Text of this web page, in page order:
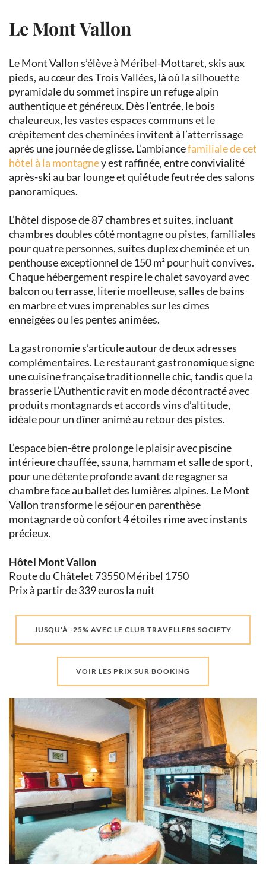
Le Mont Vallon
Le Mont Vallon s’élève à Méribel-Mottaret, skis aux
pieds, au cœur des Trois Vallées, là où la silhouette
pyramidale du sommet inspire un refuge alpin
authentique et généreux. Dès l’entrée, le bois
chaleureux, les vastes espaces communs et le
crépitement des cheminées invitent à l’atterrissage
après une journée de glisse. L’ambiancefamiliale de cet
hôtel à la montagney est raffinée, entre convivialité
après-ski au bar lounge et quiétude feutrée des salons
panoramiques.
L’hôtel dispose de 87 chambres et suites, incluant
chambres doubles côté montagne ou pistes, familiales
pour quatre personnes, suites duplex cheminée et un
penthouse exceptionnel de 150 m² pour huit convives.
Chaque hébergement respire le chalet savoyard avec
balcon ou terrasse, literie moelleuse, salles de bains
en marbre et vues imprenables sur les cimes
enneigées ou les pentes animées.
La gastronomie s’articule autour de deux adresses
complémentaires. Le restaurant gastronomique signe
une cuisine française traditionnelle chic, tandis que la
brasserie L’Authentic ravit en mode décontracté avec
produits montagnards et accords vins d’altitude,
idéale pour un dîner animé au retour des pistes.
L’espace bien-être prolonge le plaisir avec piscine
intérieure chauffée, sauna, hammam et salle de sport,
pour une détente profonde avant de regagner sa
chambre face au ballet des lumières alpines. Le Mont
Vallon transforme le séjour en parenthèse
montagnarde où confort 4 étoiles rime avec instants
précieux.
Hôtel Mont Vallon
Route du Châtelet 73550 Méribel 1750
Prix à partir de 339 euros la nuit
JUSQU'À -25% AVEC LE CLUB TRAVELLERS SOCIETY
VOIR LES PRIX SUR BOOKING